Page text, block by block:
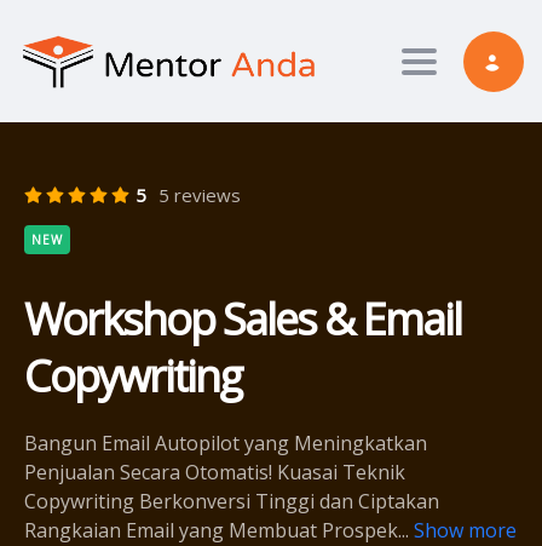
Toggle
5 5 reviews
NEW
Workshop Sales & Email
Copywriting
Bangun Email Autopilot yang Meningkatkan
Penjualan Secara Otomatis! Kuasai Teknik
Copywriting Berkonversi Tinggi dan Ciptakan
Rangkaian Email yang Membuat Prospek... Show more